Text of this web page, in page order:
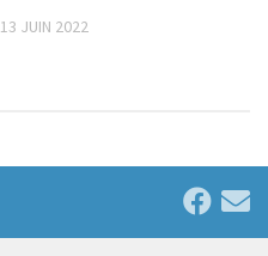
13 JUIN 2022